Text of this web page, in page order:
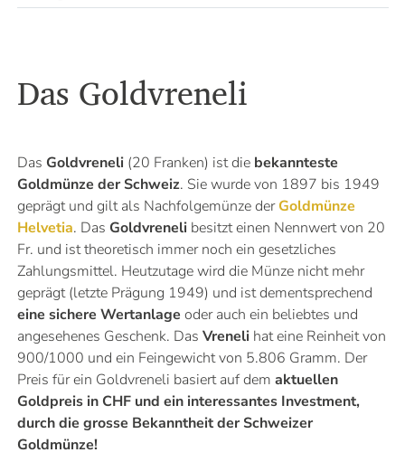
Das Goldvreneli
Das Goldvreneli(20 Franken) ist die bekannteste
Goldmünze der Schweiz. Sie wurde von 1897 bis 1949
geprägt und gilt als Nachfolgemünze derGoldmünze
Helvetia. Das Goldvrenelibesitzt einen Nennwert von 20
Fr. und ist theoretisch immer noch ein gesetzliches
Zahlungsmittel. Heutzutage wird die Münze nicht mehr
geprägt (letzte Prägung 1949) und ist dementsprechend
eine sichere Wertanlage oder auch ein beliebtes und
angesehenes Geschenk. Das Vrenelihat eine Reinheit von
900/1000 und ein Feingewicht von 5.806 Gramm. Der
Preis für ein Goldvreneli basiert auf dem aktuellen
Goldpreis in CHF und ein interessantes Investment,
durch die grosse Bekanntheit der Schweizer
Goldmünze!